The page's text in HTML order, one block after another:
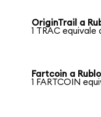
OriginTrail a
1 TRAC equivale
Fartcoin a
1 FARTCOIN